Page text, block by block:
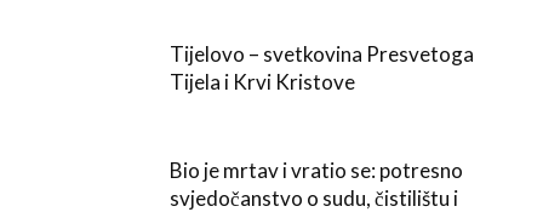
Tijelovo – svetkovina Presvetoga
Tijela i Krvi Kristove
Bio je mrtav i vratio se: potresno
svjedočanstvo o sudu, čistilištu i